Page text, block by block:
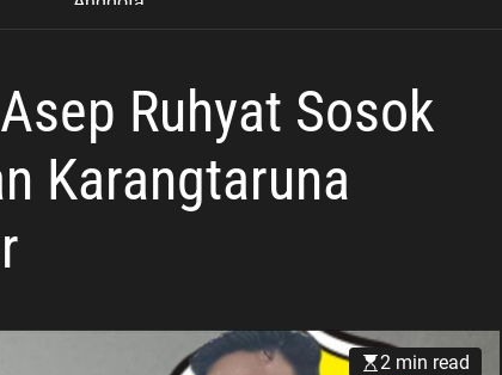
Ruhyat Sosok
Karangtaruna
2 min read